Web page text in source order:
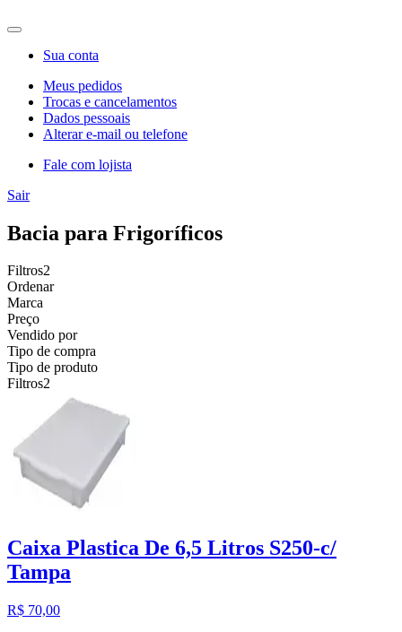
Sua conta
Meus pedidos
Trocas e cancelamentos
Dados pessoais
Alterar e-mail ou telefone
Fale com lojista
Sair
Bacia para Frigoríficos
Filtros2
Ordenar
Marca
Preço
Vendido por
Tipo de compra
Tipo de produto
Filtros2
Caixa Plastica De 6,5 Litros S250-c/
Tampa
R$ 70,00